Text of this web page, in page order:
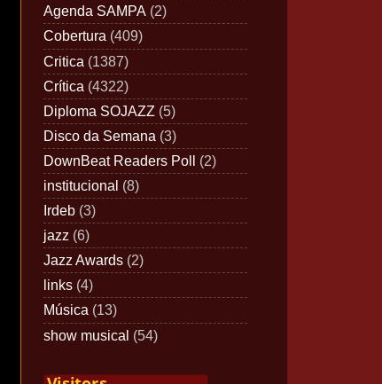
Agenda SAMPA (2)
Cobertura (409)
Critica (1387)
Crítica (4322)
Diploma SOJAZZ (5)
Disco da Semana (3)
DownBeat Readers Poll (2)
institucional (8)
Irdeb (3)
jazz (6)
Jazz Awards (2)
links (4)
Música (13)
show musical (54)